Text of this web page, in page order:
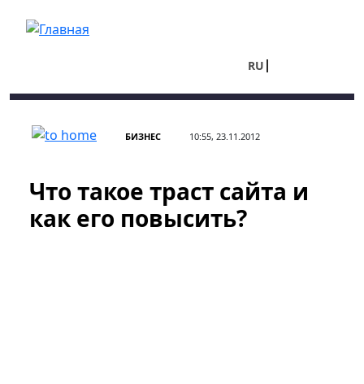
RU
БИЗНЕС 10:55, 23.11.2012
Что такое траст сайта и
как его повысить?